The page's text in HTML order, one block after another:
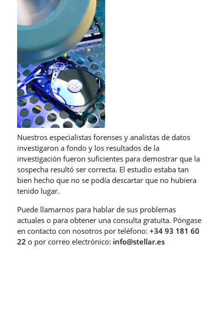
Nuestros especialistas forenses y analistas de datos
investigaron a fondo y los resultados de la
investigación fueron suficientes para demostrar que la
sospecha resultó ser correcta. El estudio estaba tan
bien hecho que no se podía descartar que no hubiera
tenido lugar.
Puede llamarnos para hablar de sus problemas
actuales o para obtener una consulta gratuita. Póngase
en contacto con nosotros por teléfono:+34 93 181 60
22 o por correo electrónico: info@stellar.es